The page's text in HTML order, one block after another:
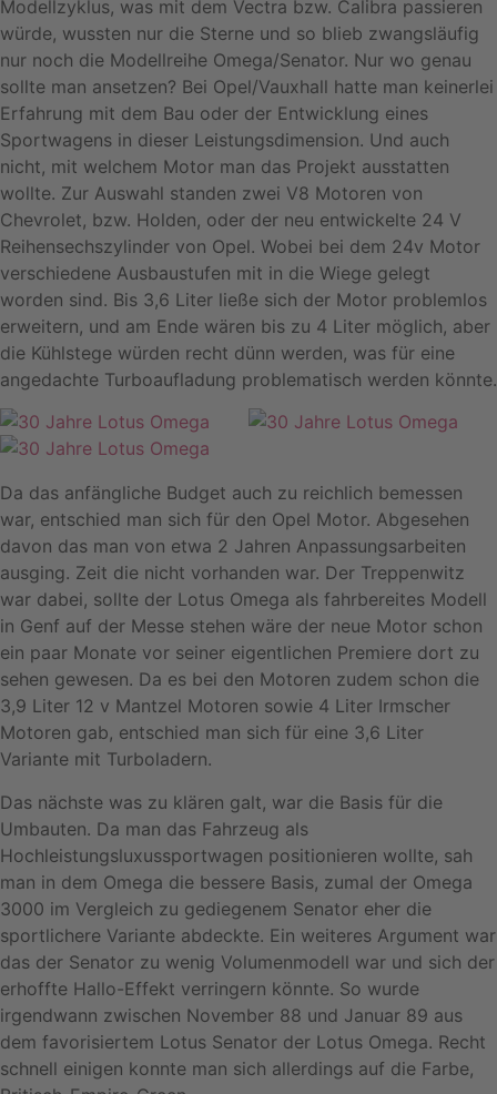
Modellzyklus, was mit dem Vectra bzw. Calibra passieren
würde, wussten nur die Sterne und so blieb zwangsläufig
nur noch die Modellreihe Omega/Senator. Nur wo genau
sollte man ansetzen? Bei Opel/Vauxhall hatte man keinerlei
Erfahrung mit dem Bau oder der Entwicklung eines
Sportwagens in dieser Leistungsdimension. Und auch
nicht, mit welchem Motor man das Projekt ausstatten
wollte. Zur Auswahl standen zwei V8 Motoren von
Chevrolet, bzw. Holden, oder der neu entwickelte 24 V
Reihensechszylinder von Opel. Wobei bei dem 24v Motor
verschiedene Ausbaustufen mit in die Wiege gelegt
worden sind. Bis 3,6 Liter ließe sich der Motor problemlos
erweitern, und am Ende wären bis zu 4 Liter möglich, aber
die Kühlstege würden recht dünn werden, was für eine
angedachte Turboaufladung problematisch werden könnte.
Da das anfängliche Budget auch zu reichlich bemessen
war, entschied man sich für den Opel Motor. Abgesehen
davon das man von etwa 2 Jahren Anpassungsarbeiten
ausging. Zeit die nicht vorhanden war. Der Treppenwitz
war dabei, sollte der Lotus Omega als fahrbereites Modell
in Genf auf der Messe stehen wäre der neue Motor schon
ein paar Monate vor seiner eigentlichen Premiere dort zu
sehen gewesen. Da es bei den Motoren zudem schon die
3,9 Liter 12 v Mantzel Motoren sowie 4 Liter Irmscher
Motoren gab, entschied man sich für eine 3,6 Liter
Variante mit Turboladern.
Das nächste was zu klären galt, war die Basis für die
Umbauten. Da man das Fahrzeug als
Hochleistungsluxussportwagen positionieren wollte, sah
man in dem Omega die bessere Basis, zumal der Omega
3000 im Vergleich zu gediegenem Senator eher die
sportlichere Variante abdeckte. Ein weiteres Argument war
das der Senator zu wenig Volumenmodell war und sich der
erhoffte Hallo-Effekt verringern könnte. So wurde
irgendwann zwischen November 88 und Januar 89 aus
dem favorisiertem Lotus Senator der Lotus Omega. Recht
schnell einigen konnte man sich allerdings auf die Farbe,